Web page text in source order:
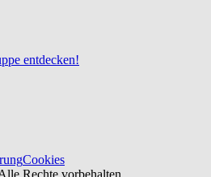
entdecken!
Cookies
Rechte vorbehalten.